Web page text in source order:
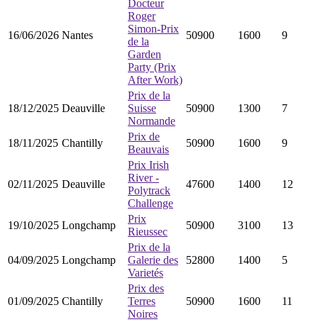
16/06/2026 Nantes
Docteur
Roger
Simon-Prix
de la
Garden
Party (Prix
After Work)
50900 1600 9
18/12/2025 Deauville
Prix de la
Suisse
Normande
50900 1300 7
18/11/2025 Chantilly
Prix de
Beauvais
50900 1600 9
02/11/2025 Deauville
Prix Irish
River -
Polytrack
Challenge
47600 1400 12
19/10/2025 Longchamp
Prix
Rieussec
50900 3100 13
04/09/2025 Longchamp
Prix de la
Galerie des
Varietés
52800 1400 5
01/09/2025 Chantilly
Prix des
Terres
Noires
50900 1600 11